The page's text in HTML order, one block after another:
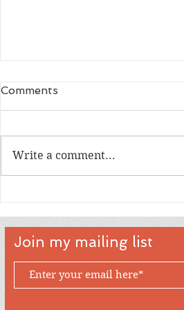
က ဘာလဲ?
Comments
Write a comment...
Join my mailing list